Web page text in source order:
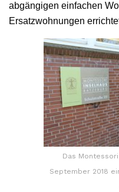
abgängigen einfachen
Ersatzwohnungen
Das
September 2018